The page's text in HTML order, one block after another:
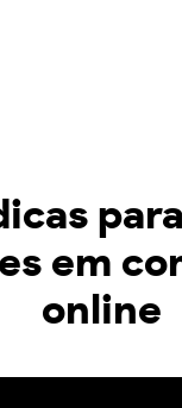
em
online